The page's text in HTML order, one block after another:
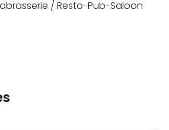
/ Resto-Pub-Saloon